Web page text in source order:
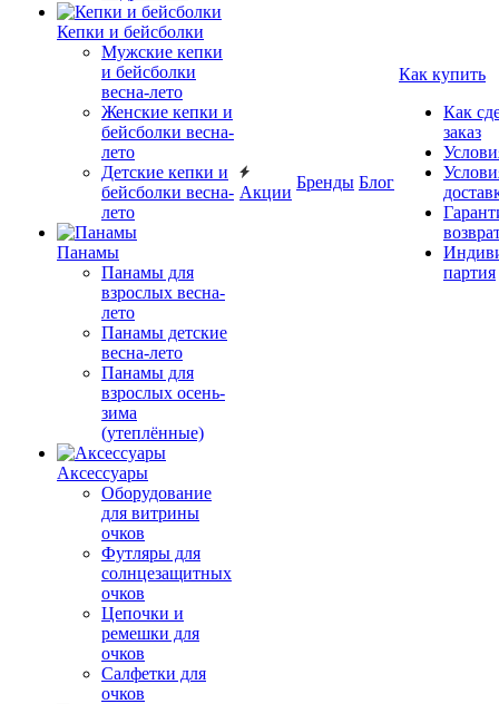
Кепки и бейсболки
Мужские кепки
и бейсболки
весна-лето
Женские кепки и
бейсболки весна-
лето
Детские кепки и
бейсболки весна-
лето
Панамы
Панамы для
взрослых весна-
лето
Панамы детские
весна-лето
Панамы для
взрослых осень-
зима
(утеплённые)
Аксессуары
Оборудование
для витрины
очков
Футляры для
солнцезащитных
очков
Цепочки и
ремешки для
очков
Салфетки для
очков
Акции
Бренды Блог
Как купить
Как
заказ
партия